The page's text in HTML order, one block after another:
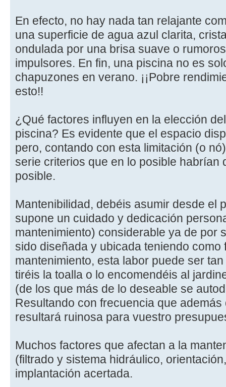
En efecto, no hay nada tan relajante
una superficie de agua azul clarita,
ondulada por una brisa suave o
impulsores. En fin, una piscina no es
chapuzones en verano. ¡¡Pobre
esto!!
¿Qué factores influyen en la elección
piscina? Es evidente que el espacio
pero, contando con esta limitación (o
serie criterios que en lo posible habrían
posible.
Mantenibilidad, debéis asumir desde el
supone un cuidado y dedicación
mantenimiento) considerable ya de por
sido diseñada y ubicada teniendo como
mantenimiento, esta labor puede ser
tiréis la toalla o lo encomendéis al
(de los que más de lo deseable se
Resultando con frecuencia que
resultará ruinosa para vuestro
Muchos factores que afectan a la
(filtrado y sistema hidráulico,
implantación acertada.